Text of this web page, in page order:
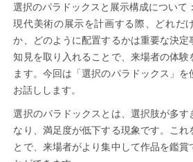
選択のパラドックスと展示構成について：
現代美術の展示を計画する際、どれだ
か、どのように配置するかは重要な決
知見を取り入れることで、来場者の体験
ます。今回は「選択のパラドックス」
お話しします。
選択のパラドックスとは、選択肢が多す
なり、満足度が低下する現象です。これ
とで、来場者がより集中して作品を鑑賞